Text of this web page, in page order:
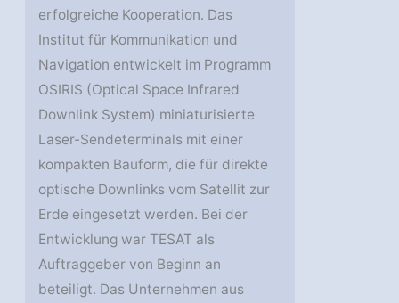
erfolgreiche Kooperation. Das
Institut für Kommunikation und
Navigation entwickelt im Programm
OSIRIS (Optical Space Infrared
Downlink System) miniaturisierte
Laser-Sendeterminals mit einer
kompakten Bauform, die für direkte
optische Downlinks vom Satellit zur
Erde eingesetzt werden. Bei der
Entwicklung war TESAT als
Auftraggeber von Beginn an
beteiligt. Das Unternehmen aus